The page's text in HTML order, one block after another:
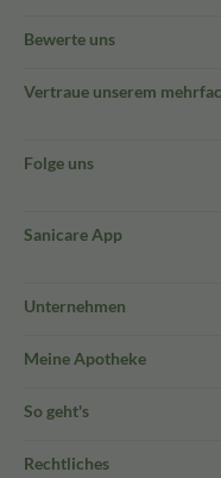
Bewerte uns
Vertraue unserem
Folge uns
Sanicare App
Unternehmen
Meine Apotheke
So geht's
Rechtliches